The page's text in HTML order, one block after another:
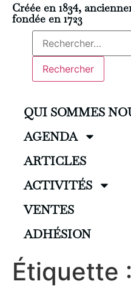
Créée en 1834,
fondée en 1723
QUI SOMMES
AGENDA
ARTICLES
ACTIVITÉS
VENTES
ADHÉSION
Étiquette :